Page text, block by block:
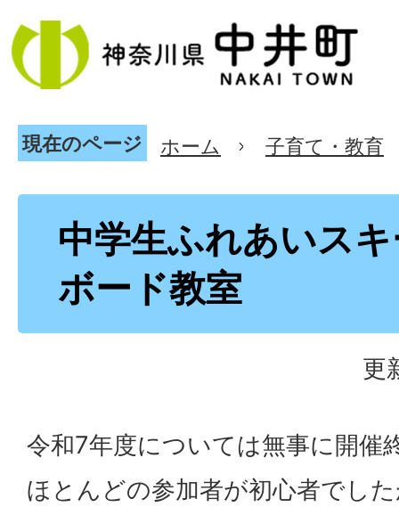
現在のページ ホーム 子育て・教育
中学生ふれあいス
ボード教室
更
令和7年度については無事に開催
ほとんどの参加者が初心者でし